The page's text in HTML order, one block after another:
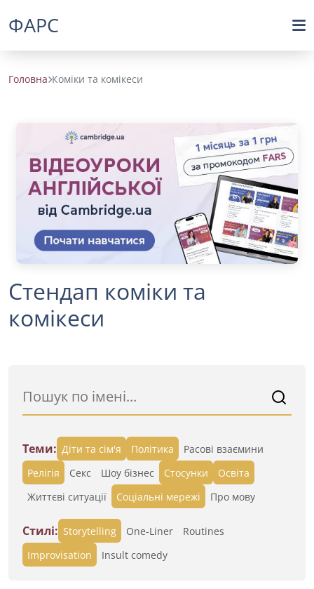
ФАРС
Головна Коміки та комікеси
Стендап коміки та
комікеси
Теми: Діти та сім'я Політика
Расові взаємини
Релігія
Секс Шоу бізнес Стосунки
Освіта
Життєві ситуації
Cоціальні мережі Про мову
Стилі: Storytelling One-Liner
Routines
Improvisation
Insult comedy